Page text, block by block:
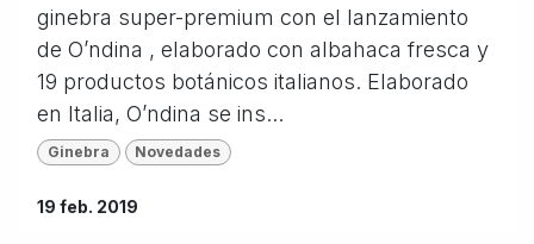
ginebra super-premium con el lanzamiento
de O’ndina , elaborado con albahaca fresca y
19 productos botánicos italianos. Elaborado
en Italia, O’ndina se ins...
Ginebra Novedades
19 feb. 2019